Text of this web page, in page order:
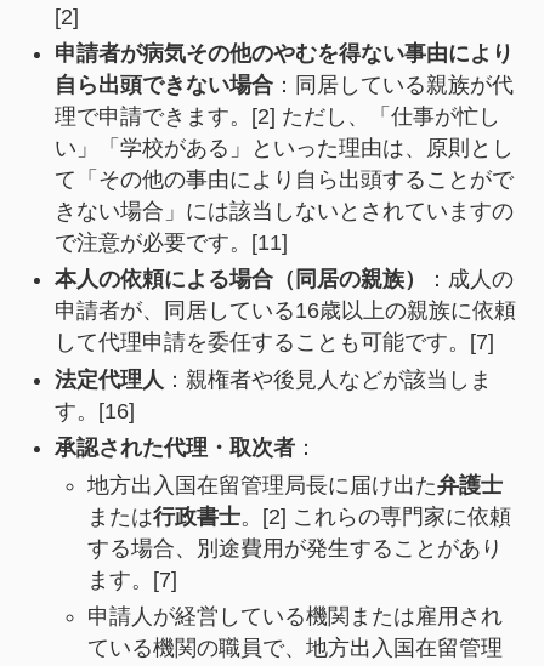
[2]
申請者が病気その他のやむを得ない事由により
自ら出頭できない場合：同居している親族が代
理で申請できます。[2] ただし、「仕事が忙し
い」「学校がある」といった理由は、原則とし
て「その他の事由により自ら出頭することがで
きない場合」には該当しないとされていますの
で注意が必要です。[11]
本人の依頼による場合（同居の親族）
：成人の
申請者が、同居している16歳以上の親族に依頼
して代理申請を委任することも可能です。[7]
法定代理人 ：親権者や後見人などが該当しま
す。[16]
承認された代理・取次者：
地方出入国在留管理局長に届け出た弁護士
または行政書士。[2] これらの専門家に依頼
する場合、別途費用が発生することがあり
ます。[7]
申請人が経営している機関または雇用され
ている機関の職員で、地方出入国在留管理